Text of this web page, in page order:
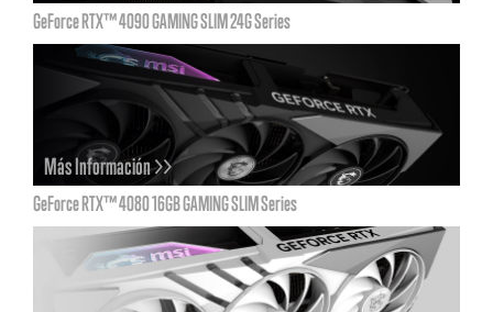
GeForce RTX™ 4090 GAMING SLIM 24G Series
Más Información >>
GeForce RTX™ 4080 16GB GAMING SLIM Series